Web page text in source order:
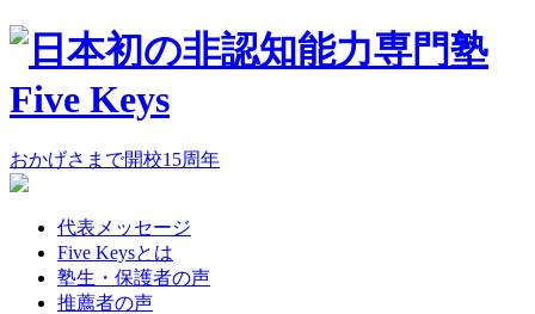
おかげさまで開校15周年
代表メッセージ
Five Keysとは
塾生・保護者の声
推薦者の声